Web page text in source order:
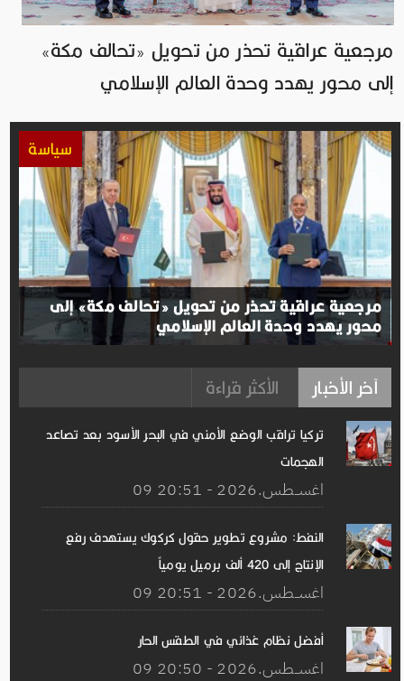
مرجعية عراقية تحذر من تحويل «تحالف مكة»
إلى محور يهدد وحدة العالم الإسلامي
سياسة
مرجعية عراقية تحذر من تحويل «تحالف مكة» إلى
محور يهدد وحدة العالم الإسلامي
آخر الأخبار الأكثر قراءة
تركيا تراقب الوضع الأمني ​​في البحر الأسود بعد تصاعد
الهجمات
09 اغســطس.2026 - 20:51
النفط: مشروع تطوير حقول كركوك يستهدف رفع
الإنتاج إلى 420 ألف برميل يومياً
09 اغســطس.2026 - 20:51
أفضل نظام غذائي في الطقس الحار
09 اغســطس.2026 - 20:50